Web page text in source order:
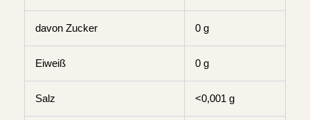
davon Zucker 0 g
Eiweiß 0 g
Salz <0,001 g